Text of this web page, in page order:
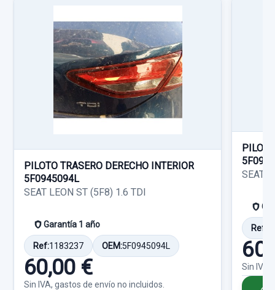
PILOTO TRASERO DERECHO INTERIOR
5F0945094L
SEAT LEON ST (5F8) 1.6 TDI
Garantía 1 año
Ref:1183237 OEM:5F0945094L
60,00 €
Sin IVA, gastos de envío no incluidos.
SEAT
Ref:
Sin IVA,